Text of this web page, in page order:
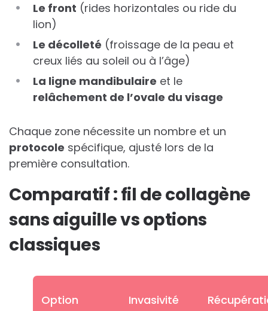
Le front (rides horizontales ou ride du
lion)
Le décolleté (froissage de la peau et
creux liés au soleil ou à l’âge)
La ligne mandibulaire et le
relâchement de l’ovale du visage
Chaque zone nécessite un nombre et un
protocole spécifique, ajusté lors de la
première consultation.
Comparatif : fil de collagène
sans aiguille vs options
classiques
Option Invasivité